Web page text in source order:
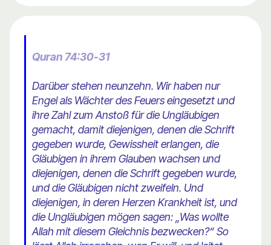
Quran 74:30-31
Darüber stehen neunzehn. Wir haben nur
Engel als Wächter des Feuers eingesetzt und
ihre Zahl zum Anstoß für die Ungläubigen
gemacht, damit diejenigen, denen die Schrift
gegeben wurde, Gewissheit erlangen, die
Gläubigen in ihrem Glauben wachsen und
diejenigen, denen die Schrift gegeben wurde,
und die Gläubigen nicht zweifeln. Und
diejenigen, in deren Herzen Krankheit ist, und
die Ungläubigen mögen sagen: „Was wollte
Allah mit diesem Gleichnis bezwecken?“ So